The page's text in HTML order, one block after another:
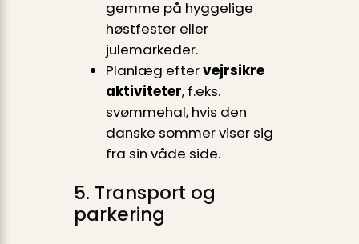
gemme på hyggelige
høstfester eller
julemarkeder.
Planlæg eftervejrsikre
aktiviteter, f.eks.
svømmehal, hvis den
danske sommer viser sig
fra sin våde side.
5. Transport og
parkering